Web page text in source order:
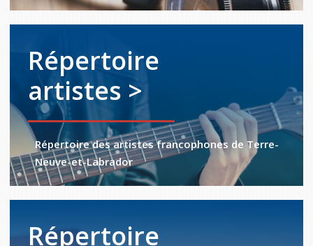
Répertoire
artistes >
Répertoire des artistes francophones de Terre-
Neuve-et-Labrador
Répertoire